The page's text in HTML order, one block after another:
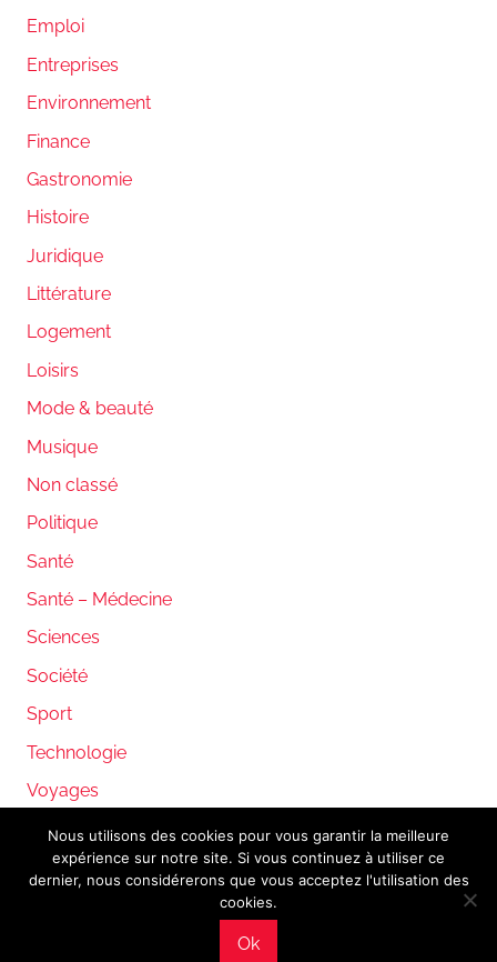
Emploi
Entreprises
Environnement
Finance
Gastronomie
Histoire
Juridique
Littérature
Logement
Loisirs
Mode & beauté
Musique
Non classé
Politique
Santé
Santé – Médecine
Sciences
Société
Sport
Technologie
Voyages
WordPress Theme: Donovan by ThemeZee.
Mentions légales
Nous utilisons des cookies pour vous garantir la meilleure
expérience sur notre site. Si vous continuez à utiliser ce
dernier, nous considérerons que vous acceptez l'utilisation des
cookies.
Ok